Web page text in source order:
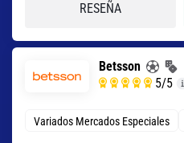
RESEÑA
Betsson
5/5
Variados Mercados Especiales